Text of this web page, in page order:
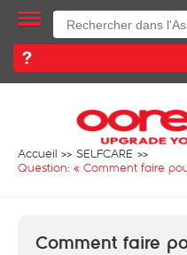
Accueil
SELFCARE
Question: « Comment faire
Comment faire